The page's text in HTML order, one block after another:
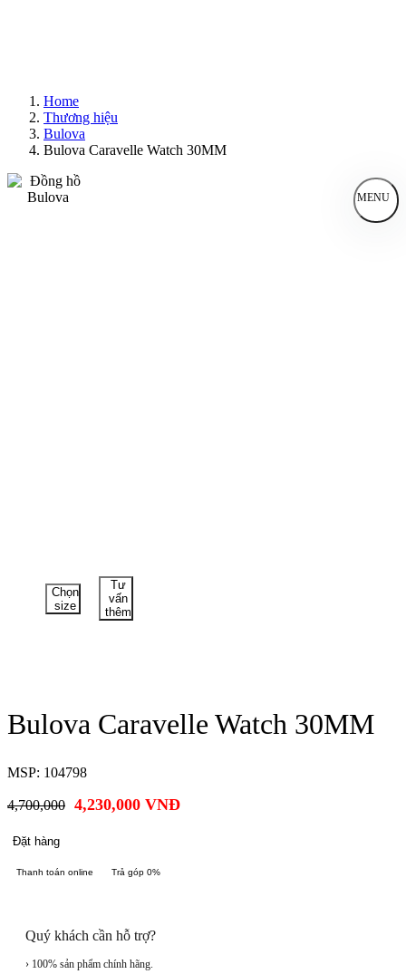
Home
Thương hiệu
Bulova
Bulova Caravelle Watch 30MM
MENU
Chọn
size
Tư
vấn
thêm
Bulova Caravelle Watch 30MM
MSP: 104798
4,700,000 4,230,000 VNĐ
Đặt hàng
Thanh toán online Trả góp 0%
Quý khách cần hỗ trợ?
› 100% sản phẩm chính hãng.